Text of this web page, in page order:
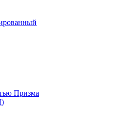
Призма